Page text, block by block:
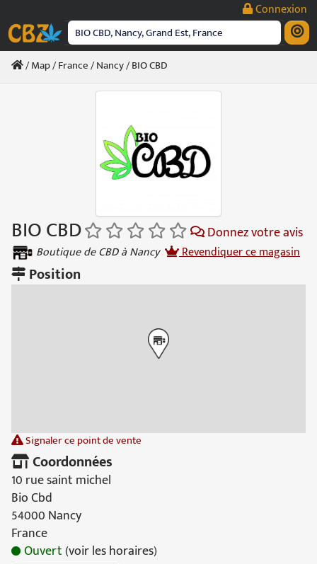
contenu
Connexion
/Map/France/Nancy/ BIO CBD
BIO CBD Donnez votre avis
Boutique de CBD à Nancy Revendiquer ce magasin
Position
Signaler ce point de vente
Coordonnées
10 rue saint michel
Bio Cbd
54000 Nancy
France
Ouvert(voir les horaires)